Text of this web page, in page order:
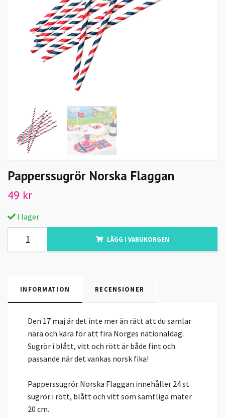
Papperssugrör Norska Flaggan
49 kr
I lager
LÄGG I VARUKORGEN
INFORMATION RECENSIONER
Den 17 maj är det inte mer än rätt att du samlar
nära och kära för att fira Norges nationaldag.
Sugrör i blått, vitt och rött är både fint och
passande när det vankas norsk fika!
Papperssugrör Norska Flaggan innehåller 24 st
sugrör i rött, blått och vitt som samtliga mäter
20 cm.